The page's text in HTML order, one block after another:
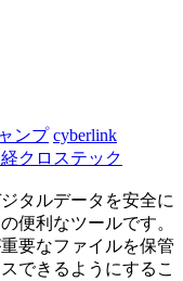
ンプ cyberlink
経クロステック
タルデータを安全に
便利なツールです。
要なファイルを保管
できるようにするこ